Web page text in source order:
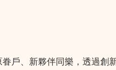
戶、新夥伴同樂，透過創